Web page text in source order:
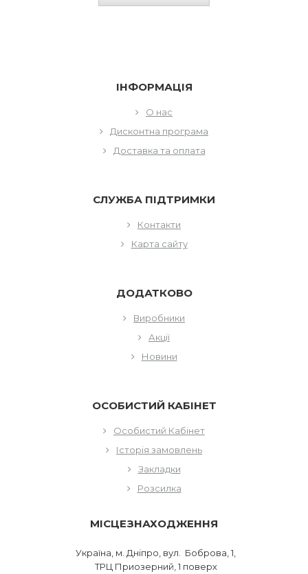
ІНФОРМАЦІЯ
О нас
Дисконтна програма
Доставка та оплата
СЛУЖБА ПІДТРИМКИ
Контакти
Карта сайту
ДОДАТКОВО
Виробники
Акції
Новини
ОСОБИСТИЙ КАБІНЕТ
Особистий Кабінет
Історія замовлень
Закладки
Розсилка
МІСЦЕЗНАХОДЖЕННЯ
Україна, м. Дніпро, вул. Боброва, 1,
ТРЦ Приозерний, 1 поверх